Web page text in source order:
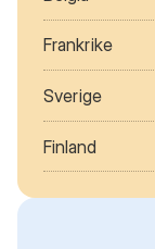
Frankrike
Sverige
Finland